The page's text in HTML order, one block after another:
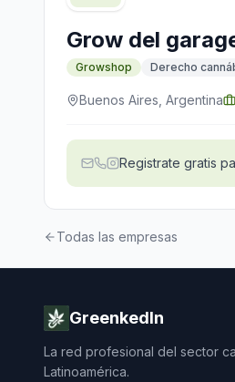
Grow del
Growshop Derecho
Buenos Aires, Argentina
Registrate gratis
Todas las empresas
GreenkedIn
La red profesional del sector
Latinoamérica.